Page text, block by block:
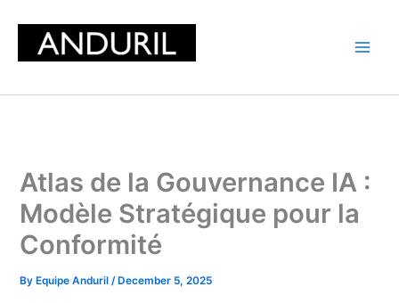
content
Atlas de la Gouvernance IA :
Modèle Stratégique pour la
Conformité
By Equipe Anduril/ December 5, 2025